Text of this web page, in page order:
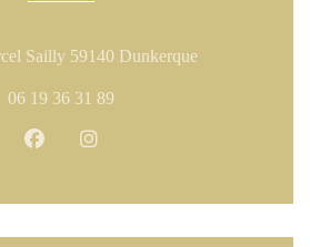
Sailly 59140 Dunkerque((ouvre une
06 19 36 31 89
Facebook ((ouvre une nouvelle